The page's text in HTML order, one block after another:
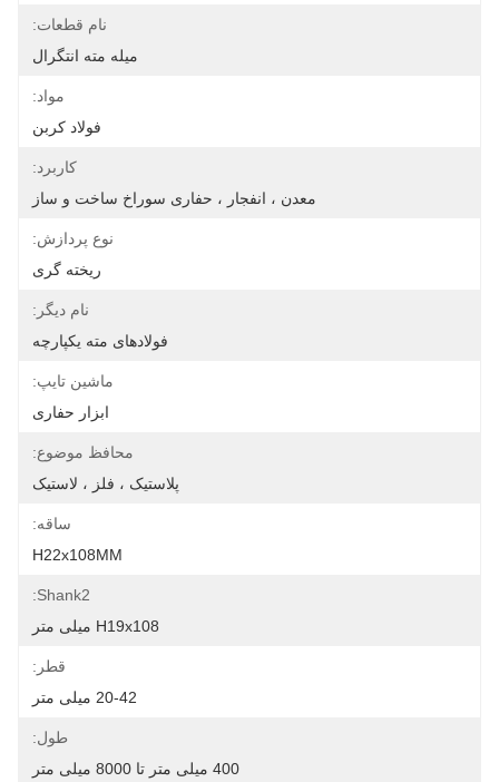
نام قطعات:
میله مته انتگرال
مواد:
فولاد کربن
کاربرد:
معدن ، انفجار ، حفاری سوراخ ساخت و ساز
نوع پردازش:
ریخته گری
نام دیگر:
فولادهای مته یکپارچه
ماشین تایپ:
ابزار حفاری
محافظ موضوع:
پلاستیک ، فلز ، لاستیک
ساقه:
H22x108MM
Shank2:
H19x108 میلی متر
قطر:
20-42 میلی متر
طول:
400 میلی متر تا 8000 میلی متر